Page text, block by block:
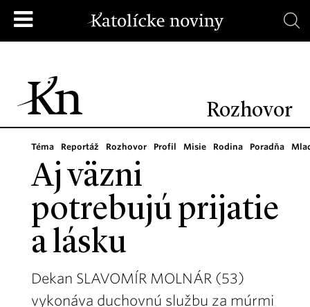
Rozhovor
Téma Reportáž Rozhovor Profil Misie Rodina Poradňa
Aj väzni
potrebujú prijatie
a lásku
Dekan SLAVOMÍR MOLNÁR (53)
vykonáva duchovnú službu za múrmi